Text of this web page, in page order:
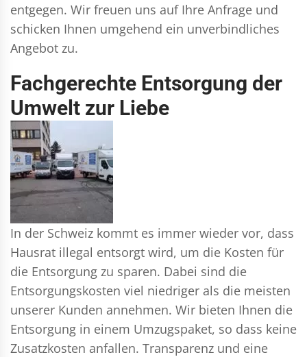
entgegen. Wir freuen uns auf Ihre Anfrage und
schicken Ihnen umgehend ein unverbindliches
Angebot zu.
Fachgerechte Entsorgung der
Umwelt zur Liebe
In der Schweiz kommt es immer wieder vor, dass
Hausrat illegal entsorgt wird, um die Kosten für
die Entsorgung zu sparen. Dabei sind die
Entsorgungskosten viel niedriger als die meisten
unserer Kunden annehmen. Wir bieten Ihnen die
Entsorgung in einem Umzugspaket, so dass keine
Zusatzkosten anfallen. Transparenz und eine